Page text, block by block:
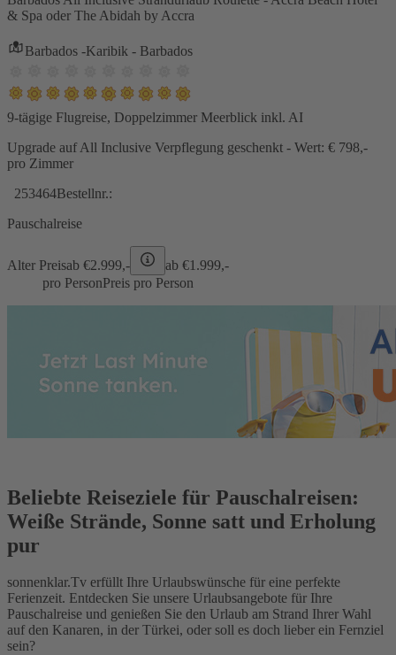
& Spa oder The Abidah by Accra
Barbados -Karibik - Barbados
9-tägige Flugreise, Doppelzimmer Meerblick inkl. AI
Upgrade auf All Inclusive Verpflegung geschenkt - Wert: € 798,-
pro Zimmer
253464Bestellnr.:
Pauschalreise
Alter Preisab €2.999,- ab €1.999,-
pro PersonPreis pro Person
Beliebte Reiseziele für Pauschalreisen:
Weiße Strände, Sonne satt und Erholung
pur
sonnenklar.Tv erfüllt Ihre Urlaubswünsche für eine perfekte
Ferienzeit. Entdecken Sie unsere Urlaubsangebote für Ihre
Pauschalreise und genießen Sie den Urlaub am Strand Ihrer Wahl
auf den Kanaren, in der Türkei, oder soll es doch lieber ein Fernziel
sein?